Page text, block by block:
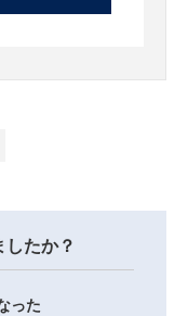
たか？
った